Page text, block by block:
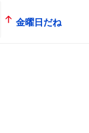
金曜日だね